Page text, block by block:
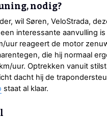
nodig?
wil Søren, VeloStrada,
interessante aanvulling is
uur reageert de motor
die hij normaal
uur. Optrekken vanuit
dacht hij de
staat al klaar.